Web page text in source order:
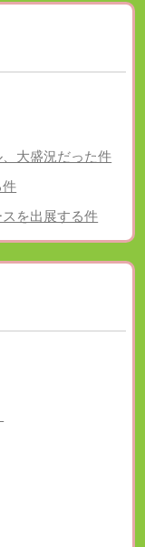
大盛況だった件
件
を出展する件